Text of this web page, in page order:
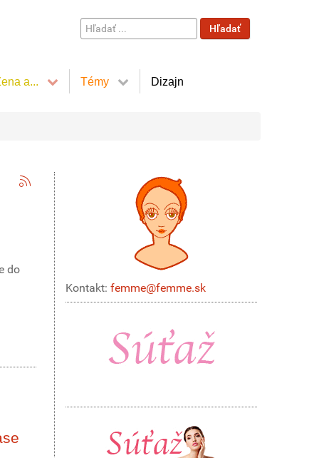
Hľadať
...
Hľadať
a... Témy Dizajn
do
Kontakt: femme@femme.sk